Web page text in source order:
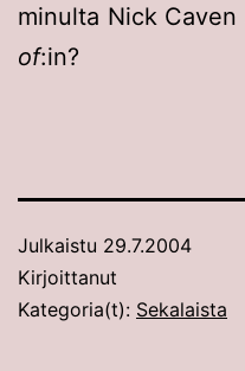
minulta Nick Caven
of:in?
Julkaistu 29.7.2004
Kirjoittanut
Kategoria(t): Sekalaista